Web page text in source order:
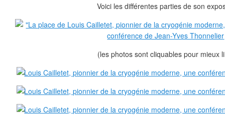
Voici les différentes parties de son
(les photos sont cliquables pour mieux